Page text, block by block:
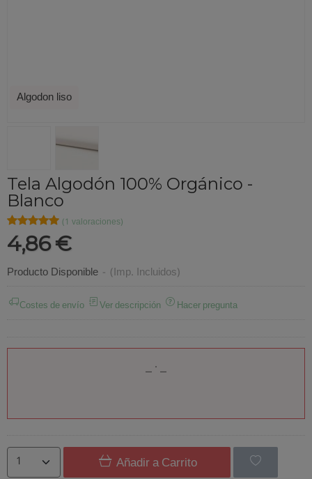
Algodon liso
Tela Algodón 100% Orgánico -
Blanco
★★★★★
★★★★★ (1 valoraciones)
4,86 €
Producto Disponible - (Imp. Incluidos)
Costes de envío Ver descripción Hacer pregunta
Añadir a Carrito